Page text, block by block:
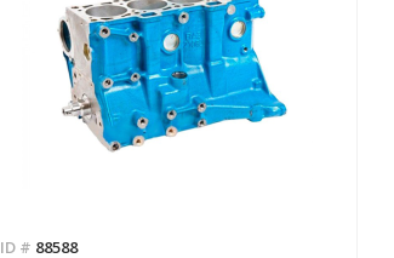
ID # 88588